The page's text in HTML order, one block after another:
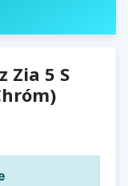
Zia 5 S